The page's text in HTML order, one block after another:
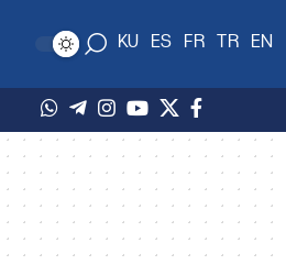
EN
TR
FR
ES
KU